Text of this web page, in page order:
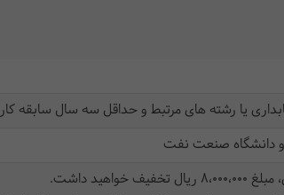
یا رشته های مرتبط و حداقل سه سال سابقه کار
و دانشگاه صنعت نفت
داشت.